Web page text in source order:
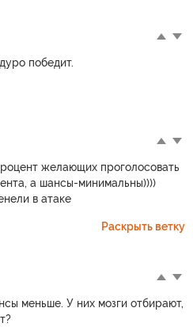
победит.
желающих проголосовать
а шансы-минимальны))))
в атаке
Раскрыть ветку
меньше. У них мозги отбирают,